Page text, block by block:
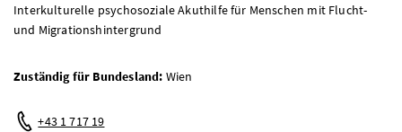
Interkulturelle psychosoziale Akuthilfe für Menschen mit Flucht-
und Migrationshintergrund
Zuständig für Bundesland: Wien
Telefon:
+43 1 717 19